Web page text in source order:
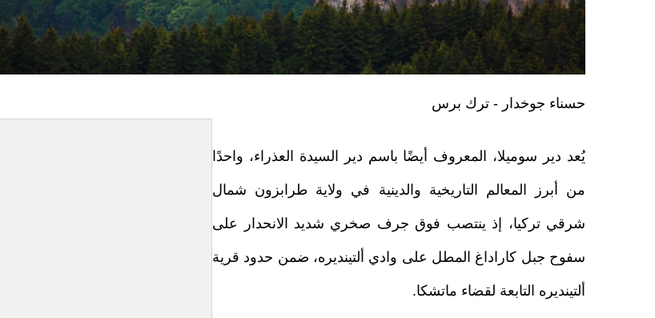
حسناء جوخدار - ترك برس
يُعد دير سوميلا، المعروف أيضًا باسم دير السيدة العذراء، واحدًا
من أبرز المعالم التاريخية والدينية في ولاية طرابزون شمال
شرقي تركيا، إذ ينتصب فوق جرف صخري شديد الانحدار على
سفوح جبل كاراداغ المطل على وادي ألتينديره، ضمن حدود قرية
ألتينديره التابعة لقضاء ماتشكا.